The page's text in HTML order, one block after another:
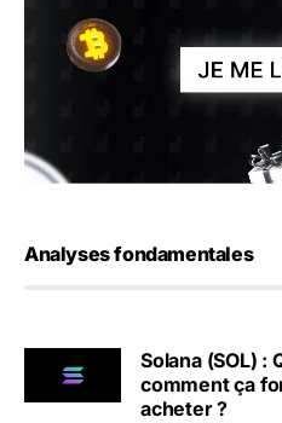
Analyses fondamentales
Solana (SOL) :
comment ça
acheter ?